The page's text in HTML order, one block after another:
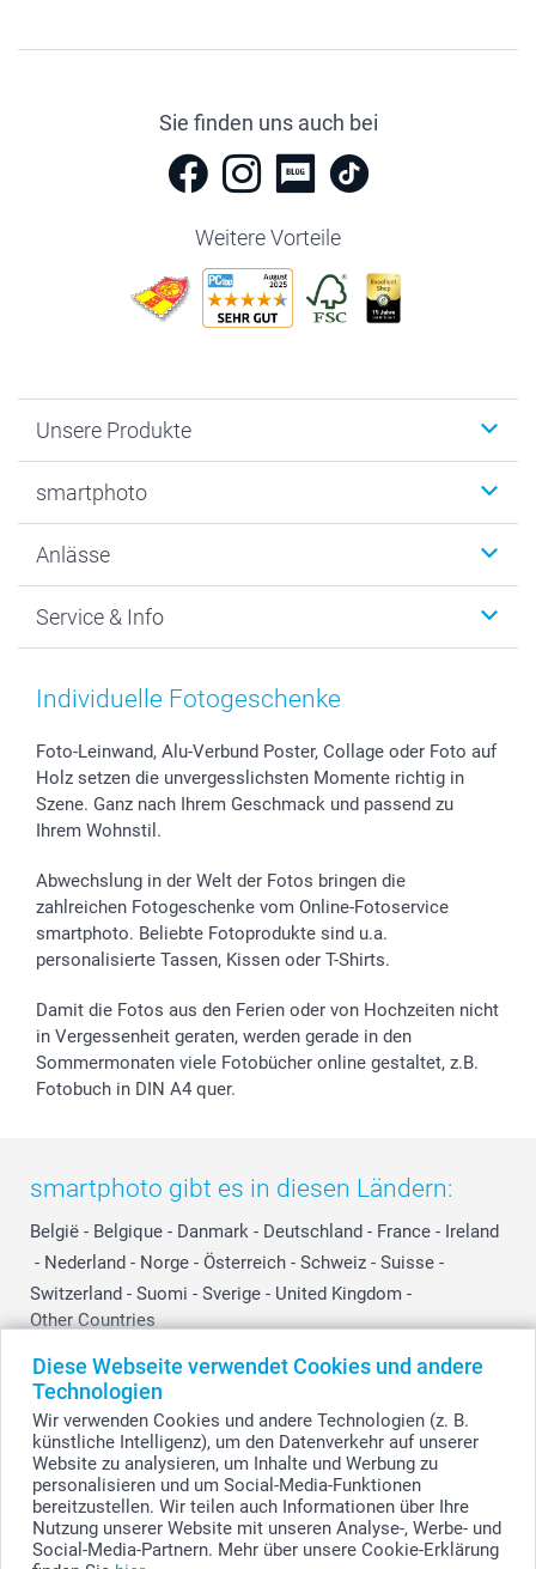
Diese Webseite verwendet Cookies und andere
Technologien
Wir verwenden Cookies und andere Technologien (z. B.
künstliche Intelligenz), um den Datenverkehr auf unserer
Website zu analysieren, um Inhalte und Werbung zu
personalisieren und um Social-Media-Funktionen
bereitzustellen. Wir teilen auch Informationen über Ihre
Nutzung unserer Website mit unseren Analyse-, Werbe- und
Social-Media-Partnern. Mehr über unsere Cookie-Erklärung
Sie finden uns auch bei
Weitere Vorteile
Unsere Produkte
Fotogeschenke
MyNameBook
Fotoabzüge, Fotos als Buch & Poster
Zubehör & Material
Foto-Kalender & Agenden
Sticker & Etiketten
Geschenk-Gutscheine (PDF)
smartphoto
Warum smartphoto
Datenschutz
AGB
Presse
Partnerprogramme
Investor Relations
B2B smartbusiness
Widerrufsrecht
Anlässe
Neujahr
Muttertag
Kommunion & Konfirmation
Hochzeit
Geburtstag
Geburt
Zu allen Anlässen
Service & Info
Preise und Versandkosten
48h Lieferung
Zahlungsmöglichkeiten
Anmelden /Registrieren
Sitemap
Status der Bestellung
smartfriends
smartgarantie
smartbonus
Individuelle Fotogeschenke
Foto-Leinwand, Alu-Verbund Poster, Collage oder Foto auf
Holz setzen die unvergesslichsten Momente richtig in
Szene. Ganz nach Ihrem Geschmack und passend zu
Ihrem Wohnstil.
Abwechslung in der Welt der Fotos bringen die
zahlreichen Fotogeschenke vom Online-Fotoservice
smartphoto. Beliebte Fotoprodukte sind u.a.
personalisierte Tassen, Kissen oder T-Shirts.
Damit die Fotos aus den Ferien oder von Hochzeiten nicht
in Vergessenheit geraten, werden gerade in den
Sommermonaten viele Fotobücher online gestaltet, z.B.
Fotobuch in DIN A4 quer.
smartphoto gibt es in diesen Ländern:
België - Belgique - Danmark - Deutschland - France - Ireland
- Nederland - Norge - Österreich - Schweiz - Suisse -
Switzerland - Suomi - Sverige - United Kingdom -
Other Countries
© smartphoto Group. Alle Rechte vorbehalten.
Alle Preise verstehen sich in Schweizer Franken (CHF) inkl. MwSt. und zzgl.
Versandkosten.